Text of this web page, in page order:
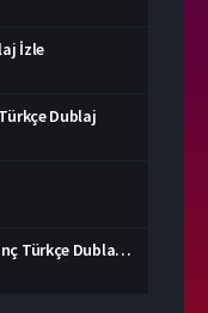
İzle
Dublaj
Yedi Samuray: Kanlı Pirinç Türkçe Dublaj İzle